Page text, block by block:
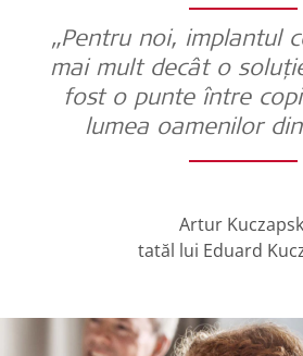
„Pentru noi, implantul
mai mult decât o
fost o punte între
lumea oamenilor
Artur
tatăl lui Eduard